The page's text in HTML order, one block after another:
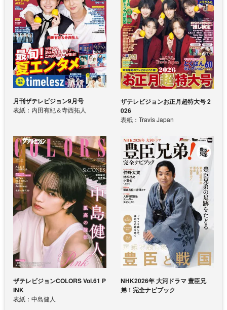
月刊ザテレビジョン9月号
表紙：内田有紀＆寺西拓人
ザテレビジョンお正月超特大号 2
026
表紙：Travis Japan
ザテレビジョンCOLORS Vol.61 P
INK
表紙：中島健人
NHK2026年 大河ドラマ 豊臣兄
弟！完全ナビブック